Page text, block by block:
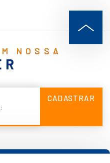
NOSSA
CADASTRAR